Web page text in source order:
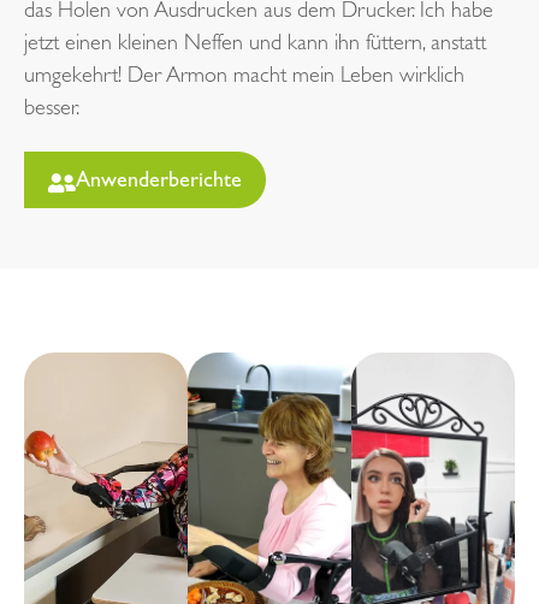
das Holen von Ausdrucken aus dem Drucker. Ich habe
jetzt einen kleinen Neffen und kann ihn füttern, anstatt
umgekehrt! Der Armon macht mein Leben wirklich
besser.
Anwenderberichte